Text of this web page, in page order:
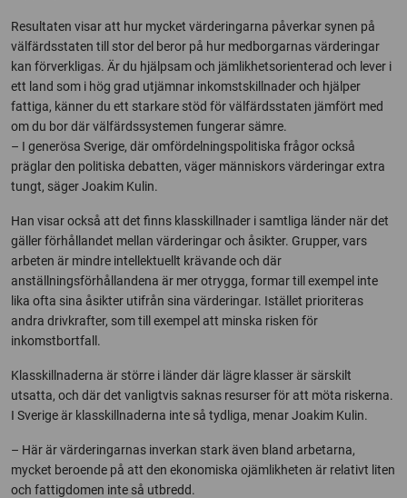
Resultaten visar att hur mycket värderingarna påverkar synen på
välfärdsstaten till stor del beror på hur medborgarnas värderingar
kan förverkligas. Är du hjälpsam och jämlikhetsorienterad och lever i
ett land som i hög grad utjämnar inkomstskillnader och hjälper
fattiga, känner du ett starkare stöd för välfärdsstaten jämfört med
om du bor där välfärdssystemen fungerar sämre.
– I generösa Sverige, där omfördelningspolitiska frågor också
präglar den politiska debatten, väger människors värderingar extra
tungt, säger Joakim Kulin.
Han visar också att det finns klasskillnader i samtliga länder när det
gäller förhållandet mellan värderingar och åsikter. Grupper, vars
arbeten är mindre intellektuellt krävande och där
anställningsförhållandena är mer otrygga, formar till exempel inte
lika ofta sina åsikter utifrån sina värderingar. Istället prioriteras
andra drivkrafter, som till exempel att minska risken för
inkomstbortfall.
Klasskillnaderna är större i länder där lägre klasser är särskilt
utsatta, och där det vanligtvis saknas resurser för att möta riskerna.
I Sverige är klasskillnaderna inte så tydliga, menar Joakim Kulin.
– Här är värderingarnas inverkan stark även bland arbetarna,
mycket beroende på att den ekonomiska ojämlikheten är relativt liten
och fattigdomen inte så utbredd.